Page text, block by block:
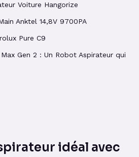
Voiture Hangorize
Anktel 14,8V 9700PA
Pure C9
Gen 2 : Un Robot Aspirateur qui
idéal avec